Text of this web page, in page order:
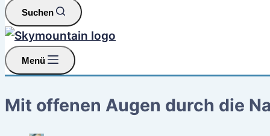
Suchen
Menü
Mit offenen Augen durch die